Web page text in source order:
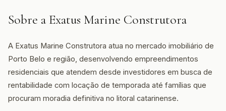
Sobre a Exatus Marine Construtora
A Exatus Marine Construtora atua no mercado imobiliário de
Porto Belo e região, desenvolvendo empreendimentos
residenciais que atendem desde investidores em busca de
rentabilidade com locação de temporada até famílias que
procuram moradia definitiva no litoral catarinense.